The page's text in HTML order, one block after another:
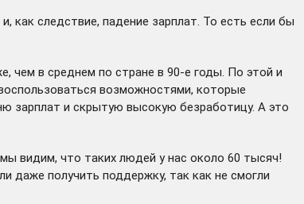
как следствие, падение зарплат. То есть если бы
чем в среднем по стране в 90-е годы. По этой и
возможностями, которые
зарплат и скрытую высокую безработицу. А это
видим, что таких людей у нас около 60 тысяч!
даже получить поддержку, так как не смогли